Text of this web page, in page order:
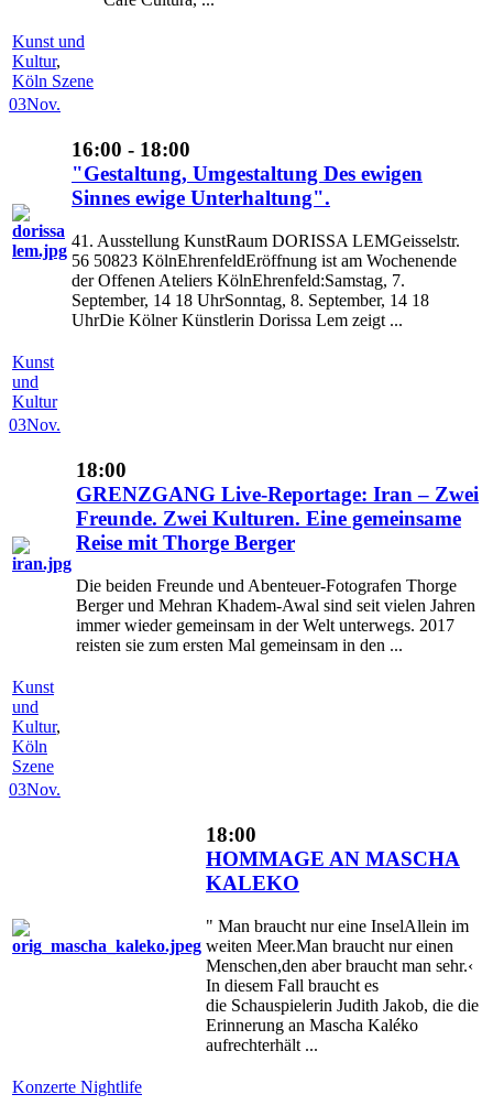
Kunst und
Kultur,
Köln Szene
03Nov.
16:00 - 18:00
"Gestaltung, Umgestaltung Des ewigen
Sinnes ewige Unterhaltung".
41. Ausstellung KunstRaum DORISSA LEMGeisselstr.
56 50823 KölnEhrenfeldEröffnung ist am Wochenende
der Offenen Ateliers KölnEhrenfeld:Samstag, 7.
September, 14 18 UhrSonntag, 8. September, 14 18
UhrDie Kölner Künstlerin Dorissa Lem zeigt ...
Kunst
und
Kultur
03Nov.
18:00
GRENZGANG Live-Reportage: Iran – Zwei
Freunde. Zwei Kulturen. Eine gemeinsame
Reise mit Thorge Berger
Die beiden Freunde und Abenteuer-Fotografen Thorge
Berger und Mehran Khadem-Awal sind seit vielen Jahren
immer wieder gemeinsam in der Welt unterwegs. 2017
reisten sie zum ersten Mal gemeinsam in den ...
Kunst
und
Kultur,
Köln
Szene
03Nov.
18:00
HOMMAGE AN MASCHA
KALEKO
" Man braucht nur eine InselAllein im
weiten Meer.Man braucht nur einen
Menschen,den aber braucht man sehr.‹
In diesem Fall braucht es
die Schauspielerin Judith Jakob, die die
Erinnerung an Mascha Kaléko
aufrechterhält ...
Konzerte Nightlife